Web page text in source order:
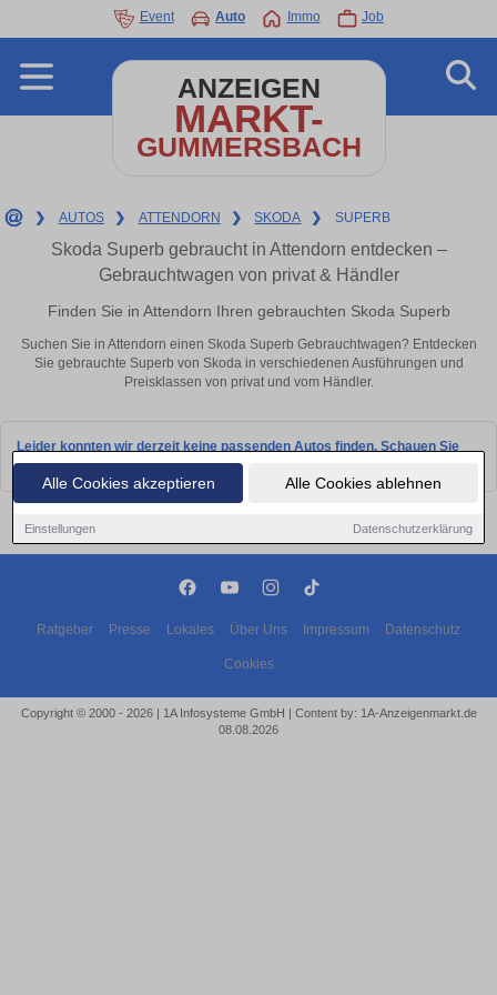
Alle Cookies akzeptieren Alle Cookies ablehnen
Einstellungen Datenschutzerklärung
Event Auto Immo Job
ANZEIGEN
MARKT-
GUMMERSBACH
❯ AUTOS ❯ ATTENDORN ❯ SKODA ❯ SUPERB
Skoda Superb gebraucht in Attendorn entdecken –
Gebrauchtwagen von privat & Händler
Finden Sie in Attendorn Ihren gebrauchten Skoda Superb
Suchen Sie in Attendorn einen Skoda Superb Gebrauchtwagen? Entdecken
Sie gebrauchte Superb von Skoda in verschiedenen Ausführungen und
Preisklassen von privat und vom Händler.
Leider konnten wir derzeit keine passenden Autos finden. Schauen Sie
bald wieder vorbei!
Ratgeber Presse Lokales Über Uns Impressum Datenschutz
Cookies
Copyright © 2000 - 2026 | 1A Infosysteme GmbH | Content by: 1A-Anzeigenmarkt.de
08.08.2026